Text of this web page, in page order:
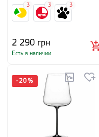
2 290 грн
Есть в наличии
3 3 3
-20 %